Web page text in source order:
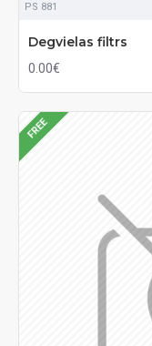
PS 881
Degvielas filtrs
0.00€
FREE